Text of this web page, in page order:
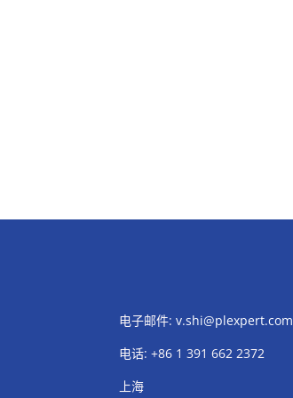
电子邮件:v.shi@plexpert.com
电话: +86 1 391 662 2372
上海